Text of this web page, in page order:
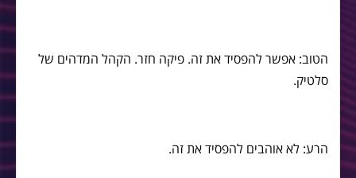
הטוב: אפשר להפסיד את זה. פיקה חזר. הקהל המדהים של
סלטיק.
הרע: לא אוהבים להפסיד את זה.